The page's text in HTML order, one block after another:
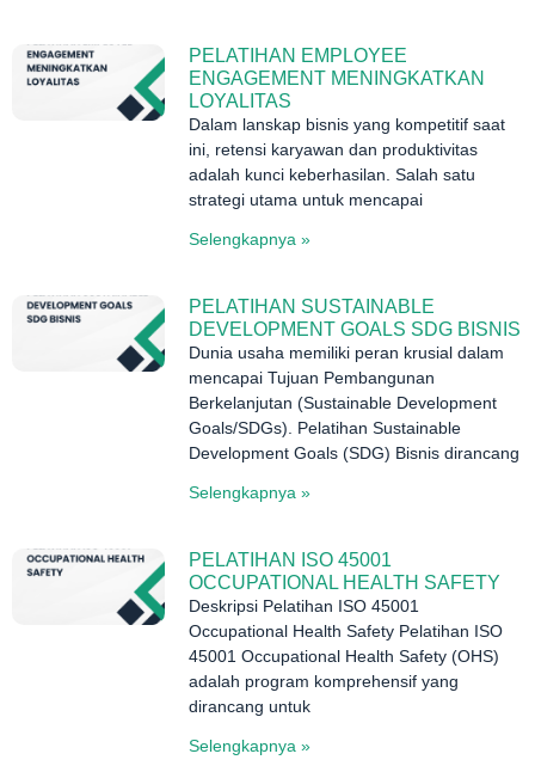
PELATIHAN EMPLOYEE
ENGAGEMENT MENINGKATKAN
LOYALITAS
Dalam lanskap bisnis yang kompetitif saat
ini, retensi karyawan dan produktivitas
adalah kunci keberhasilan. Salah satu
strategi utama untuk mencapai
Selengkapnya »
PELATIHAN SUSTAINABLE
DEVELOPMENT GOALS SDG BISNIS
Dunia usaha memiliki peran krusial dalam
mencapai Tujuan Pembangunan
Berkelanjutan (Sustainable Development
Goals/SDGs). Pelatihan Sustainable
Development Goals (SDG) Bisnis dirancang
Selengkapnya »
PELATIHAN ISO 45001
OCCUPATIONAL HEALTH SAFETY
Deskripsi Pelatihan ISO 45001
Occupational Health Safety Pelatihan ISO
45001 Occupational Health Safety (OHS)
adalah program komprehensif yang
dirancang untuk
Selengkapnya »